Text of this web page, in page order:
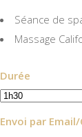
Séance de
Massage
Durée
Envoi par